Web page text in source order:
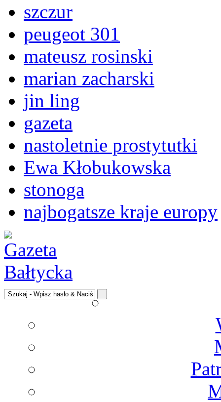
szczur
peugeot 301
mateusz rosinski
marian zacharski
jin ling
gazeta
nastoletnie prostytutki
Ewa Kłobukowska
stonoga
najbogatsze kraje europy